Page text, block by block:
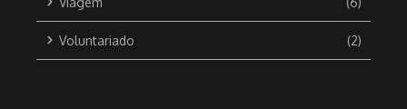
Voluntariado (2)